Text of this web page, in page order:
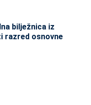
bilježnica iz
razred osnovne